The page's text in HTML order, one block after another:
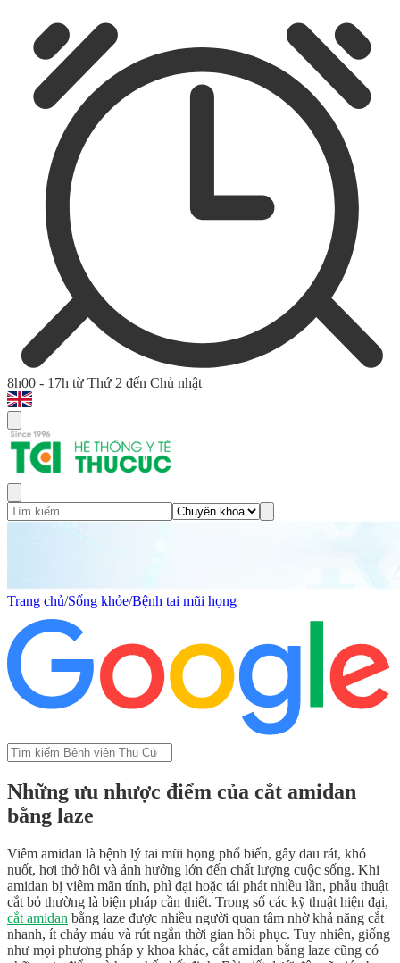
8h00 - 17h từ Thứ 2 đến Chủ nhật
Trang chủ/Sống khỏe/Bệnh tai mũi họng
Những ưu nhược điểm của cắt amidan
bằng laze
Viêm amidan là bệnh lý tai mũi họng phổ biến, gây đau rát, khó
nuốt, hơi thở hôi và ảnh hưởng lớn đến chất lượng cuộc sống. Khi
amidan bị viêm mãn tính, phì đại hoặc tái phát nhiều lần, phẫu thuật
cắt bỏ thường là biện pháp cần thiết. Trong số các kỹ thuật hiện đại,
cắt amidan bằng laze được nhiều người quan tâm nhờ khả năng cắt
nhanh, ít chảy máu và rút ngắn thời gian hồi phục. Tuy nhiên, giống
như mọi phương pháp y khoa khác, cắt amidan bằng laze cũng có